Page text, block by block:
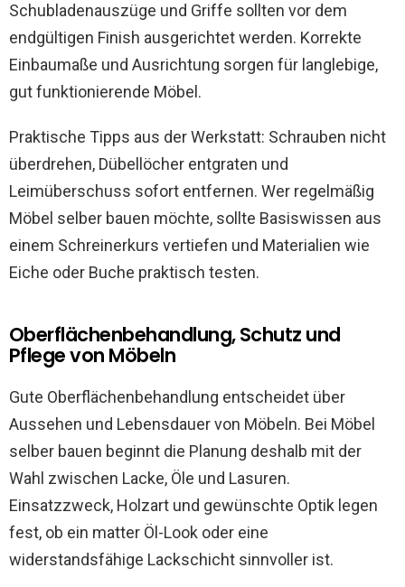
Schubladenauszüge und Griffe sollten vor dem
endgültigen Finish ausgerichtet werden. Korrekte
Einbaumaße und Ausrichtung sorgen für langlebige,
gut funktionierende Möbel.
Praktische Tipps aus der Werkstatt: Schrauben nicht
überdrehen, Dübellöcher entgraten und
Leimüberschuss sofort entfernen. Wer regelmäßig
Möbel selber bauen möchte, sollte Basiswissen aus
einem Schreinerkurs vertiefen und Materialien wie
Eiche oder Buche praktisch testen.
Oberflächenbehandlung, Schutz und
Pflege von Möbeln
Gute Oberflächenbehandlung entscheidet über
Aussehen und Lebensdauer von Möbeln. Bei Möbel
selber bauen beginnt die Planung deshalb mit der
Wahl zwischen Lacke, Öle und Lasuren.
Einsatzzweck, Holzart und gewünschte Optik legen
fest, ob ein matter Öl-Look oder eine
widerstandsfähige Lackschicht sinnvoller ist.